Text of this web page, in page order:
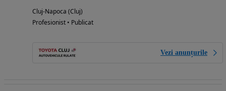
Cluj-Napoca (Cluj)
Profesionist • Publicat
Vezi anunțurile